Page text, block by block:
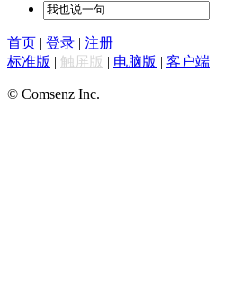
首页 | 登录 | 注册
标准版 | 触屏版 | 电脑版 | 客户端
© Comsenz Inc.